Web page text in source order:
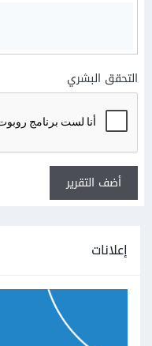
التحقق البشري
أضف التقرير
إعلانات